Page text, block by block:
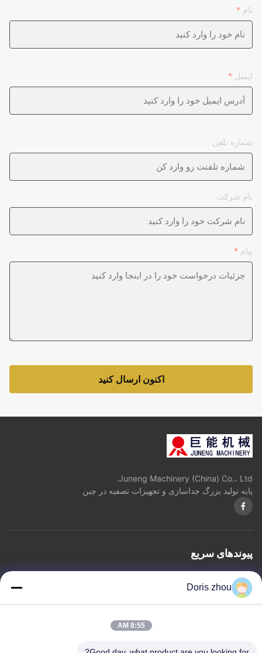
نام *
ایمیل *
شماره تلفن
نام شرکت
پیام *
اکنون ارسال کنید
Juneng Machinery (China) Co.، Ltd.
پایه تولید بزرگ جداسازی و تجهیزات تصفیه در چین
پیوندهای سریع
خانهدرباره ما
Doris zhou
8:55 AM